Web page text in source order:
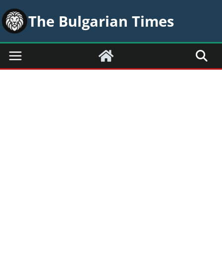
Skip
to
content
The Bulgarian Times